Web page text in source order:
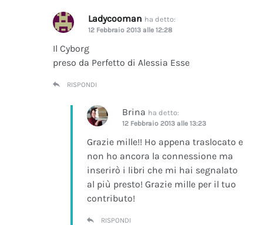
Ladycooman ha detto:
12 Febbraio 2013 alle 12:28
Il Cyborg
preso da Perfetto di Alessia Esse
RISPONDI
Brina ha detto:
12 Febbraio 2013 alle 13:23
Grazie mille!! Ho appena traslocato e
non ho ancora la connessione ma
inserirò i libri che mi hai segnalato
al più presto! Grazie mille per il tuo
contributo!
RISPONDI